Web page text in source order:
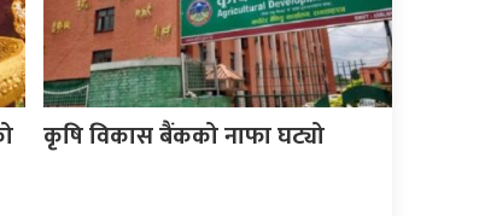
कृषि विकास बैंकको नाफा घट्यो